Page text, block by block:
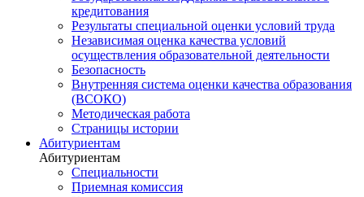
кредитования
Результаты специальной оценки условий труда
Независимая оценка качества условий
осуществления образовательной деятельности
Безопасность
Внутренняя система оценки качества образования
(ВСОКО)
Методическая работа
Страницы истории
Абитуриентам
Абитуриентам
Специальности
Приемная комиссия